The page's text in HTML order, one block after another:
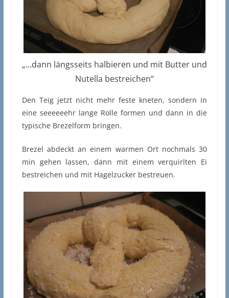
„…dann längsseits halbieren und mit Butter und
Nutella bestreichen“
Den Teig jetzt nicht mehr feste kneten, sondern in
eine seeeeeehr lange Rolle formen und dann in die
typische Brezelform bringen.
Brezel abdeckt an einem warmen Ort nochmals 30
min gehen lassen, dann mit einem verquirlten Ei
bestreichen und mit Hagelzucker bestreuen.